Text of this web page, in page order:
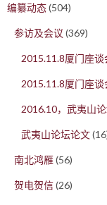
编纂动态(504)
参访及会议 (369)
2015.11.8厦门座谈
2015.11.8厦门座
2016.10，武夷山
武夷山论坛论文
南北鸿雁(56)
贺电贺信(26)